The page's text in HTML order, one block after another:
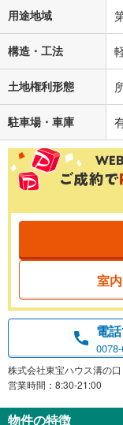
用途地域
構造・工法
土地権利形態
駐車場・車庫
室
電
株式会社東宝ハウス溝の口
営業時間：8:30-21:00
物件の特徴